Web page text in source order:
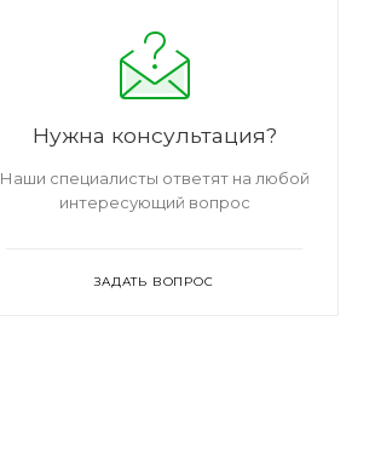
Нужна консультация?
Наши специалисты ответят на любой
интересующий вопрос
ЗАДАТЬ ВОПРОС